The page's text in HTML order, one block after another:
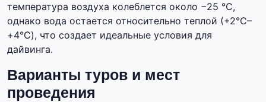
температура воздуха колеблется около −25 °C,
однако вода остается относительно теплой (+2°C–
+4°C), что создает идеальные условия для
дайвинга.
Варианты туров и мест
проведения